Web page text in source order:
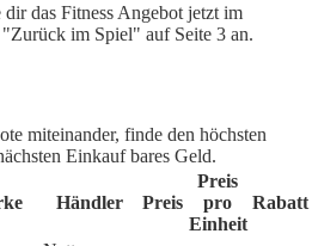
das Fitness Angebot jetzt im
im Spiel" auf Seite 3 an.
miteinander, finde den höchsten
Einkauf bares Geld.
Händler Preis
Preis
pro
Einheit
Rabatt